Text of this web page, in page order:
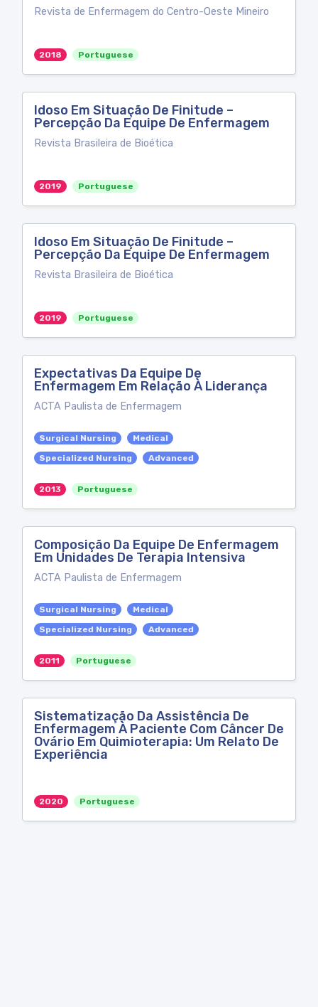
Revista de Enfermagem do Centro-Oeste Mineiro
2018 Portuguese
Idoso Em Situação De Finitude –
Percepção Da Equipe De Enfermagem
Revista Brasileira de Bioética
2019 Portuguese
Idoso Em Situação De Finitude –
Percepção Da Equipe De Enfermagem
Revista Brasileira de Bioética
2019 Portuguese
Expectativas Da Equipe De
Enfermagem Em Relação À Liderança
ACTA Paulista de Enfermagem
Surgical Nursing
Medical
Specialized Nursing
Advanced
2013 Portuguese
Composição Da Equipe De Enfermagem
Em Unidades De Terapia Intensiva
ACTA Paulista de Enfermagem
Surgical Nursing
Medical
Specialized Nursing
Advanced
2011 Portuguese
Sistematização Da Assistência De
Enfermagem À Paciente Com Câncer De
Ovário Em Quimioterapia: Um Relato De
Experiência
2020 Portuguese